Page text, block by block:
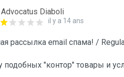
Advocatus Diaboli
il y a 14 ans
рассылка email спама! /
подобных "контор" товары и